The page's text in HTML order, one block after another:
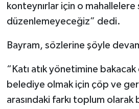
konteynırlar için o mahallelere
düzenlemeyeceğiz” dedi.
Bayram, sözlerine şöyle
“Katı atık yönetimine
belediye olmak için çöp ve
arasındaki farkı toplum olarak